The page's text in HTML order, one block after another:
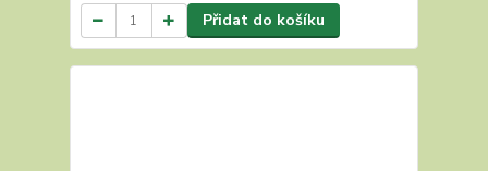
Přidat do košíku